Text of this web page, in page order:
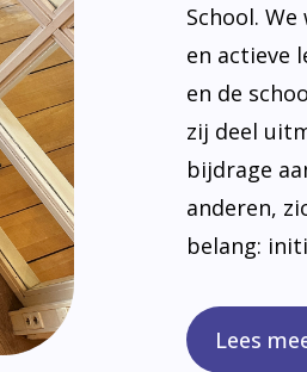
School.
en actieve
en de
zij deel
bijdrage
anderen,
belang:
Lees